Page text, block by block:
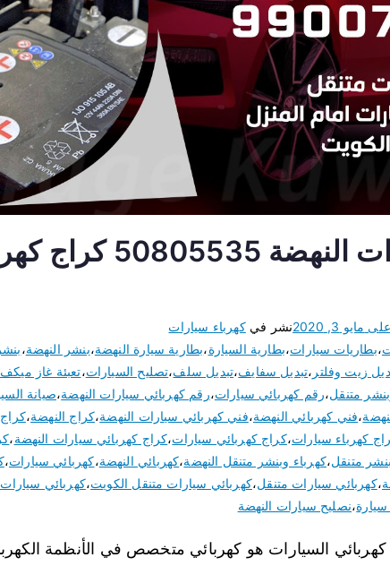
كهربائي سيارات النهضة
مايو 3, 2020 نشر فيكهرباء سيارات
،بطاريات سيارات،بطارية السيارة،بطارية سيارة النهضة،بنشر النهضة،
زيت وفلتر ،تبديل سفايف،تبديل سلف،تصليح السيارات،تعبئة غاز ميكف
متنقل،رقم كهربائي سيارات،رقم كهربائي سيارات النهضة،صيانة
،فني كهربائي النهضة،فني كهربائي سيارات النهضة،كراج النهضة،كراج
كهرباء سيارات،كراج كهربائي سيارات،كراج كهربائي سيارات النهضة،
متنقل،كهرباء وبنشر متنقل النهضة،كهربائي النهضة،كهربائي سيارات،
،كهربائي سيارات متنقل،كهربائي سيارات متنقل الكويت،كهربائي
،نصليح سيارات النهضة
السيارات هو كهربائي متخصص في الأنظمة